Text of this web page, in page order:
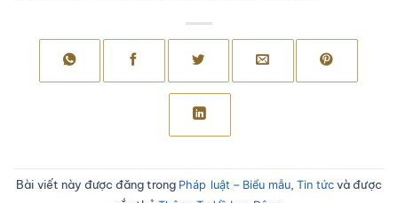
Bài viết này được đăng trong Pháp luật – Biểu mẫu ,Tin tức và được